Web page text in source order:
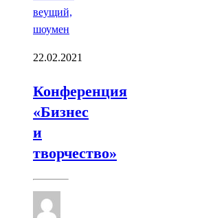
22.02.2021
Конференция
«Бизнес
и
творчество»